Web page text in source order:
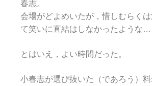
春志。
会場がどよめいたが，惜しむらく
て笑いに直結はしなかったような
とはいえ，よい時間だった。
小春志が選び抜いた（であろう）料